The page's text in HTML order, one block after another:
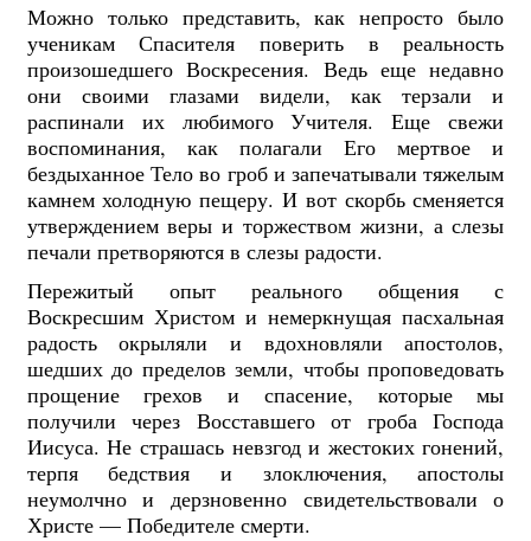
Можно только представить, как непросто было
ученикам Спасителя поверить в реальность
произошедшего Воскресения. Ведь еще недавно
они своими глазами видели, как терзали и
распинали их любимого Учителя. Еще свежи
воспоминания, как полагали Его мертвое и
бездыханное Тело во гроб и запечатывали тяжелым
камнем холодную пещеру. И вот скорбь сменяется
утверждением веры и торжеством жизни, а слезы
печали претворяются в слезы радости.
Пережитый опыт реального общения с
Воскресшим Христом и немеркнущая пасхальная
радость окрыляли и вдохновляли апостолов,
шедших до пределов земли, чтобы проповедовать
прощение грехов и спасение, которые мы
получили через Восставшего от гроба Господа
Иисуса. Не страшась невзгод и жестоких гонений,
терпя бедствия и злоключения, апостолы
неумолчно и дерзновенно свидетельствовали о
Христе — Победителе смерти.